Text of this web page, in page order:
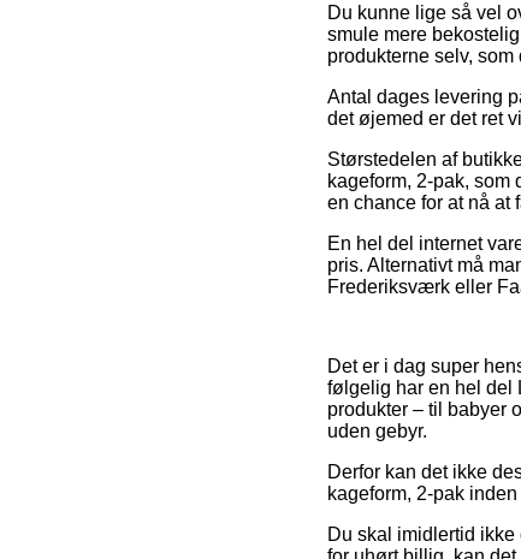
Du kunne lige så vel
smule mere
produkterne selv,
Antal dages levering
det øjemed er det ret
Størstedelen af
kageform, 2-pak,
en chance for at nå at
En hel del internet
pris. Alternativt må
Frederiksværk eller
Det er i dag super
følgelig har en hel del
produkter – til babyer
uden gebyr.
Derfor kan det ikke
kageform, 2-pak
Du skal imidlertid